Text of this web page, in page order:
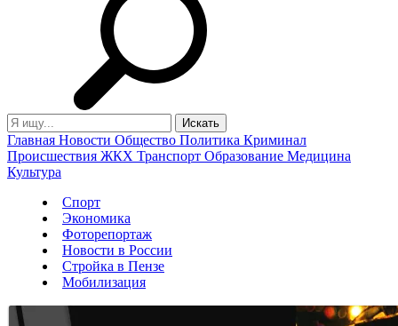
Главная Новости Общество Политика Криминал
Происшествия ЖКХ Транспорт Образование Медицина
Культура
Спорт
Экономика
Фоторепортаж
Новости в России
Стройка в Пензе
Мобилизация